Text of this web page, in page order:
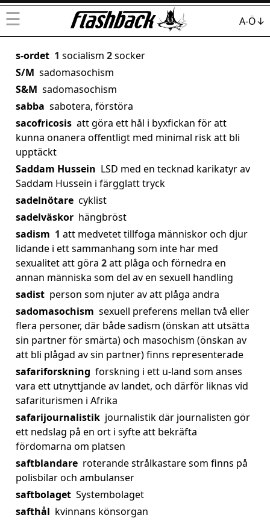
☰ A-Ö↓
s-ordet 1 socialism 2socker
S/M sadomasochism
S&M sadomasochism
sabba sabotera, förstöra
sacofricosis att göra ett hål i byxfickan för att
kunna onanera offentligt med minimal risk att bli
upptäckt
Saddam Hussein LSD med en tecknad karikatyr av
Saddam Hussein i färgglatt tryck
sadelnötare cyklist
sadelväskor hängbröst
sadism 1 att medvetet tillfoga människor och djur
lidande i ett sammanhang som inte har med
sexualitet att göra 2att plåga och förnedra en
annan människa som del av en sexuell handling
sadist person som njuter av att plåga andra
sadomasochism sexuell preferens mellan två eller
flera personer, där både sadism (önskan att utsätta
sin partner för smärta) och masochism (önskan av
att bli plågad av sin partner) finns representerade
safariforskning forskning i ett u-land som anses
vara ett utnyttjande av landet, och därför liknas vid
safariturismen i Afrika
safarijournalistik journalistik där journalisten gör
ett nedslag på en ort i syfte att bekräfta
fördomarna om platsen
saftblandare roterande strålkastare som finns på
polisbilar och ambulanser
saftbolaget Systembolaget
safthål kvinnans könsorgan